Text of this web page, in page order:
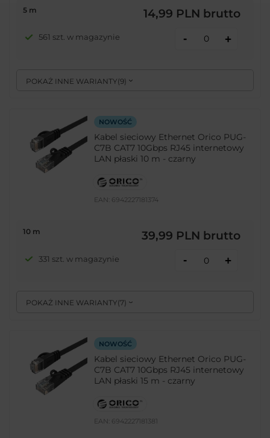
POKAŻ INNE WARIANTY(9)
5 m 14,99 PLN brutto
561 szt. w magazynie - +
NOWOŚĆ
Kabel sieciowy Ethernet Orico PUG-
C7B CAT7 10Gbps RJ45 internetowy
LAN płaski 10 m - czarny
EAN: 6942227181374
POKAŻ INNE WARIANTY(7)
10 m 39,99 PLN brutto
331 szt. w magazynie - +
NOWOŚĆ
Kabel sieciowy Ethernet Orico PUG-
C7B CAT7 10Gbps RJ45 internetowy
LAN płaski 15 m - czarny
EAN: 6942227181381